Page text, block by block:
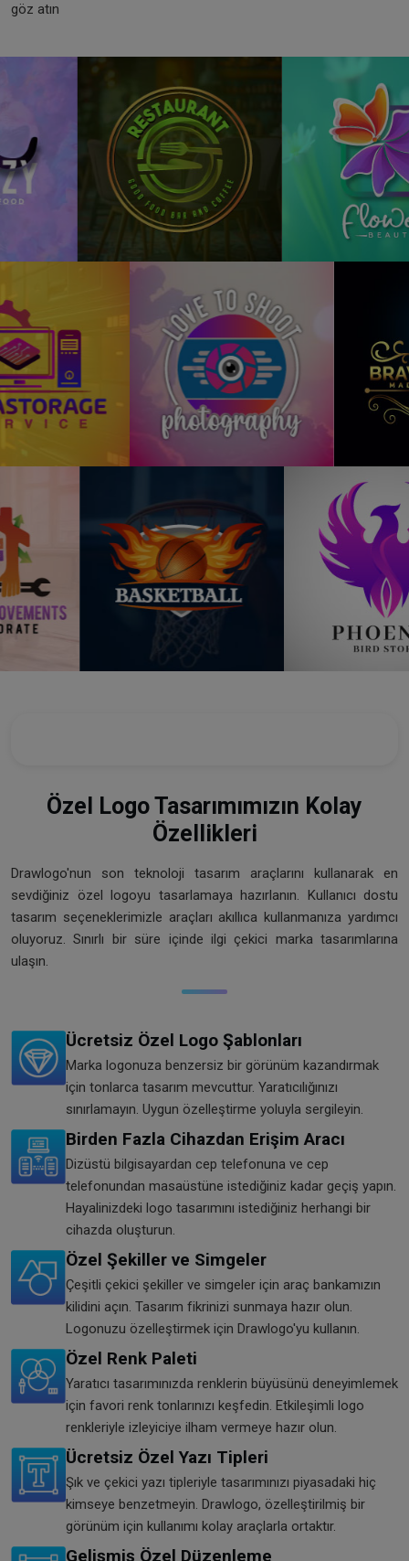
göz atın
Özel Logo Tasarımımızın Kolay
Özellikleri
Drawlogo'nun son teknoloji tasarım araçlarını kullanarak en
sevdiğiniz özel logoyu tasarlamaya hazırlanın. Kullanıcı dostu
tasarım seçeneklerimizle araçları akıllıca kullanmanıza yardımcı
oluyoruz. Sınırlı bir süre içinde ilgi çekici marka tasarımlarına
ulaşın.
Ücretsiz Özel Logo Şablonları
Marka logonuza benzersiz bir görünüm kazandırmak
için tonlarca tasarım mevcuttur. Yaratıcılığınızı
sınırlamayın. Uygun özelleştirme yoluyla sergileyin.
Birden Fazla Cihazdan Erişim Aracı
Dizüstü bilgisayardan cep telefonuna ve cep
telefonundan masaüstüne istediğiniz kadar geçiş yapın.
Hayalinizdeki logo tasarımını istediğiniz herhangi bir
cihazda oluşturun.
Özel Şekiller ve Simgeler
Çeşitli çekici şekiller ve simgeler için araç bankamızın
kilidini açın. Tasarım fikrinizi sunmaya hazır olun.
Logonuzu özelleştirmek için Drawlogo'yu kullanın.
Özel Renk Paleti
Yaratıcı tasarımınızda renklerin büyüsünü deneyimlemek
için favori renk tonlarınızı keşfedin. Etkileşimli logo
renkleriyle izleyiciye ilham vermeye hazır olun.
Ücretsiz Özel Yazı Tipleri
Şık ve çekici yazı tipleriyle tasarımınızı piyasadaki hiç
kimseye benzetmeyin. Drawlogo, özelleştirilmiş bir
görünüm için kullanımı kolay araçlarla ortaktır.
Gelişmiş Özel Düzenleme